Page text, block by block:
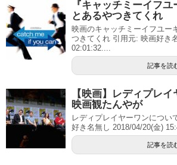
『キャッチミーイフ
とあるやつきてくれ
映画のキャッチミーイフユー
つきてくれ 引用元: 映画好き
02:01:32....
記事を読
【映画】レディプレ
映画観たんやが
レディプレイヤーワンについ
好き名無し 2018/04/20(金)
記事を読